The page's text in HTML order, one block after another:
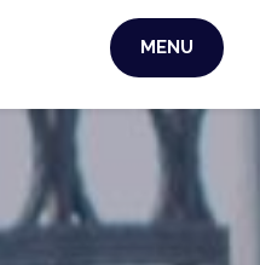
MENU